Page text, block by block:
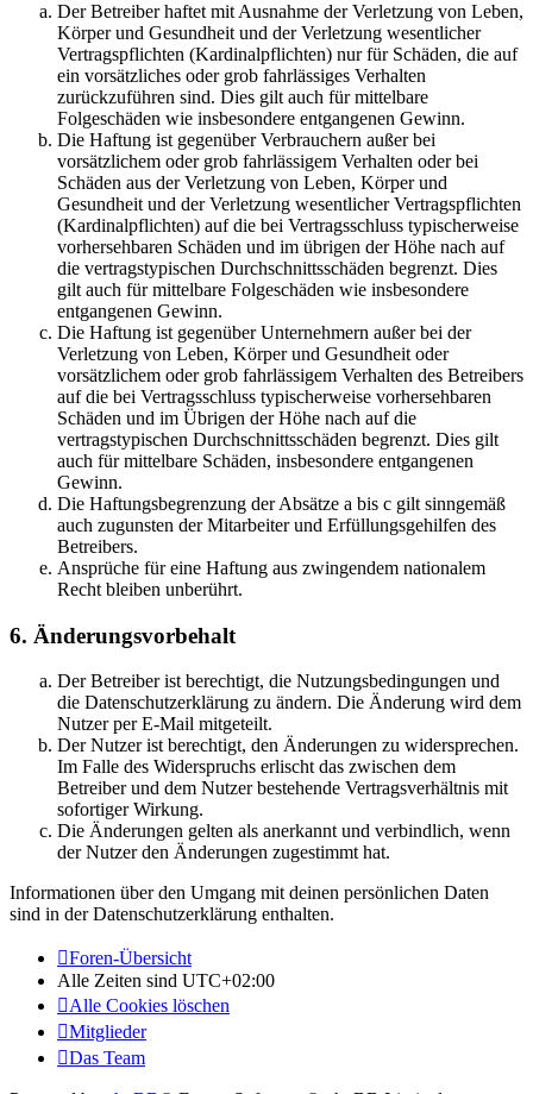
Der Betreiber haftet mit Ausnahme der Verletzung von Leben,
Körper und Gesundheit und der Verletzung wesentlicher
Vertragspflichten (Kardinalpflichten) nur für Schäden, die auf
ein vorsätzliches oder grob fahrlässiges Verhalten
zurückzuführen sind. Dies gilt auch für mittelbare
Folgeschäden wie insbesondere entgangenen Gewinn.
Die Haftung ist gegenüber Verbrauchern außer bei
vorsätzlichem oder grob fahrlässigem Verhalten oder bei
Schäden aus der Verletzung von Leben, Körper und
Gesundheit und der Verletzung wesentlicher Vertragspflichten
(Kardinalpflichten) auf die bei Vertragsschluss typischerweise
vorhersehbaren Schäden und im übrigen der Höhe nach auf
die vertragstypischen Durchschnittsschäden begrenzt. Dies
gilt auch für mittelbare Folgeschäden wie insbesondere
entgangenen Gewinn.
Die Haftung ist gegenüber Unternehmern außer bei der
Verletzung von Leben, Körper und Gesundheit oder
vorsätzlichem oder grob fahrlässigem Verhalten des Betreibers
auf die bei Vertragsschluss typischerweise vorhersehbaren
Schäden und im Übrigen der Höhe nach auf die
vertragstypischen Durchschnittsschäden begrenzt. Dies gilt
auch für mittelbare Schäden, insbesondere entgangenen
Gewinn.
Die Haftungsbegrenzung der Absätze a bis c gilt sinngemäß
auch zugunsten der Mitarbeiter und Erfüllungsgehilfen des
Betreibers.
Ansprüche für eine Haftung aus zwingendem nationalem
Recht bleiben unberührt.
6. Änderungsvorbehalt
Der Betreiber ist berechtigt, die Nutzungsbedingungen und
die Datenschutzerklärung zu ändern. Die Änderung wird dem
Nutzer per E-Mail mitgeteilt.
Der Nutzer ist berechtigt, den Änderungen zu widersprechen.
Im Falle des Widerspruchs erlischt das zwischen dem
Betreiber und dem Nutzer bestehende Vertragsverhältnis mit
sofortiger Wirkung.
Die Änderungen gelten als anerkannt und verbindlich, wenn
der Nutzer den Änderungen zugestimmt hat.
Informationen über den Umgang mit deinen persönlichen Daten
sind in der Datenschutzerklärung enthalten.
Foren-Übersicht
Alle Zeiten sind UTC+02:00
Alle Cookies löschen
Mitglieder
Das Team